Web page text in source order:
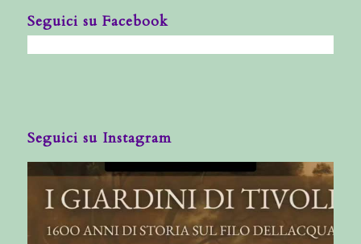
Seguici su Facebook
Seguici su Instagram